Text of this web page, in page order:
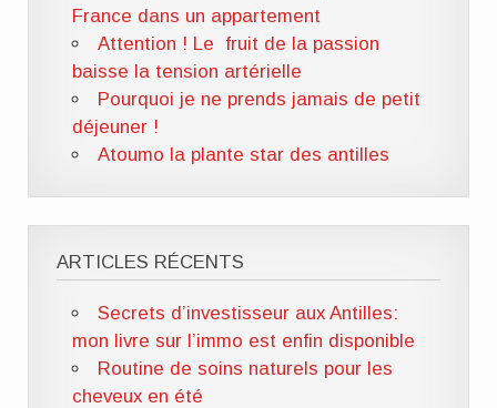
France dans un appartement
Attention ! Le fruit de la passion
baisse la tension artérielle
Pourquoi je ne prends jamais de petit
déjeuner !
Atoumo la plante star des antilles
ARTICLES RÉCENTS
Secrets d’investisseur aux Antilles:
mon livre sur l’immo est enfin disponible
Routine de soins naturels pour les
cheveux en été